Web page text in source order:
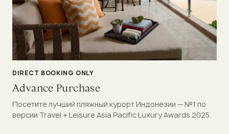
DIRECT BOOKING ONLY
Advance Purchase
Посетите лучший пляжный курорт Индонезии — №1 по
версии Travel + Leisure Asia Pacific Luxury Awards 2025.